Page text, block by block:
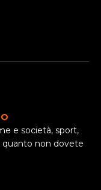
e società, sport,
non dovete